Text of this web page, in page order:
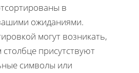
в
ожиданиями.
могут возникать,
столбце присутствуют
символы или